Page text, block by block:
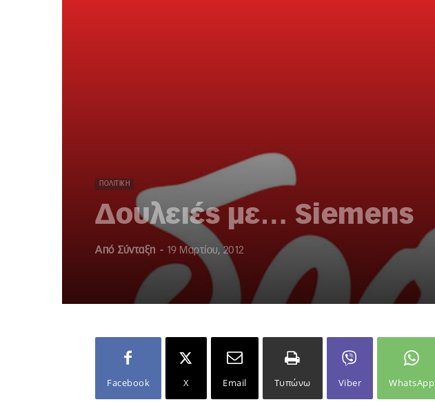
ΠΟΛΙΤΙΚΉ
Δουλειές με… Siemens
Από Σύνταξη - 19 Μαρτίου, 2012
Facebook X Email Τυπώνω Viber WhatsApp